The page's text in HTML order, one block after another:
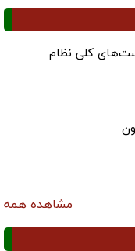
کلی نظام
مشاهده همه